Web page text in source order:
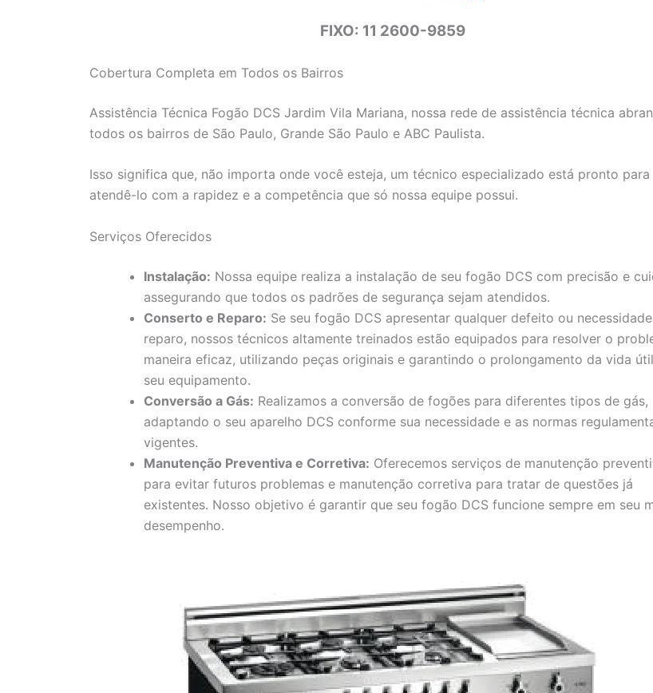
FIXO: 11 2600-9859
Cobertura Completa em Todos os Bairros
Assistência Técnica Fogão DCS Jardim Vila Mariana, nossa rede de assistência técnica
todos os bairros de São Paulo, Grande São Paulo e ABC Paulista.
Isso significa que, não importa onde você esteja, um técnico especializado está pronto para
atendê-lo com a rapidez e a competência que só nossa equipe possui.
Serviços Oferecidos
Instalação: Nossa equipe realiza a instalação de seu fogão DCS com precisão e
assegurando que todos os padrões de segurança sejam atendidos.
Conserto e Reparo: Se seu fogão DCS apresentar qualquer defeito ou
reparo, nossos técnicos altamente treinados estão equipados para resolver o
maneira eficaz, utilizando peças originais e garantindo o prolongamento da vida
seu equipamento.
Conversão a Gás: Realizamos a conversão de fogões para diferentes tipos de gás,
adaptando o seu aparelho DCS conforme sua necessidade e as normas
vigentes.
Manutenção Preventiva e Corretiva: Oferecemos serviços de manutenção
para evitar futuros problemas e manutenção corretiva para tratar de questões já
existentes. Nosso objetivo é garantir que seu fogão DCS funcione sempre em seu
desempenho.